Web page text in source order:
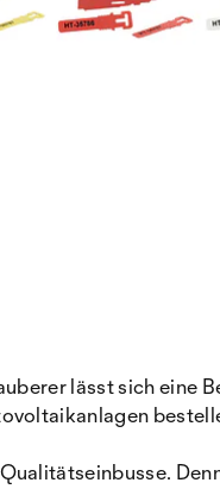
lässt sich eine